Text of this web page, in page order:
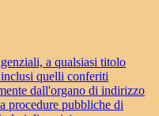
a qualsiasi titolo
quelli conferiti
dall'organo di indirizzo
procedure pubbliche di